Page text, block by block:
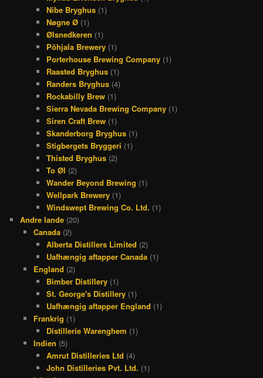
Nibe Bryghus (1)
Nøgne Ø (1)
Ølsnedkeren (1)
Põhjala Brewery (1)
Porterhouse Brewing Company (1)
Raasted Bryghus (1)
Randers Bryghus (4)
Rockabilly Brew (1)
Sierra Nevada Brewing Company (1)
Siren Craft Brew (1)
Skanderborg Bryghus (1)
Stigbergets Bryggeri (1)
Thisted Bryghus (2)
To Øl (2)
Wander Beyond Brewing (1)
Wellpark Brewery (1)
Windswept Brewing Co. Ltd. (1)
Andre lande (20)
Canada(2)
Alberta Distillers Limited (2)
Uafhængig aftapper Canada (1)
England (2)
Bimber Distillery (1)
St. George's Distillery (1)
Uafhængig aftapper England (1)
Frankrig (1)
Distillerie Warenghem (1)
Indien (5)
Amrut Distilleries Ltd (4)
John Distilleries Pvt. Ltd. (1)